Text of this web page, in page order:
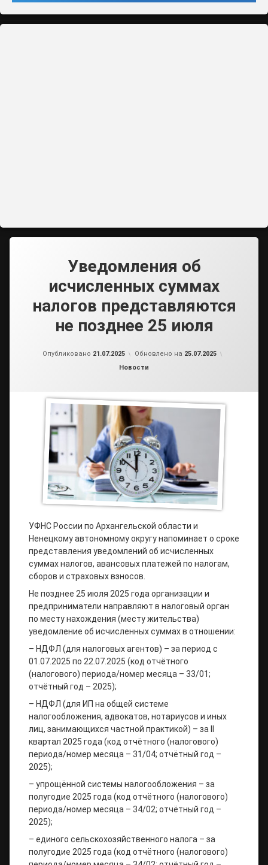
Уведомления об
исчисленных суммах
налогов представляются
не позднее 25 июля
Опубликовано 21.07.2025 Обновлено на 25.07.2025
Рубрики:
Новости
УФНС России по Архангельской области и
Ненецкому автономному округу напоминает о сроке
представления уведомлений об исчисленных
суммах налогов, авансовых платежей по налогам,
сборов и страховых взносов.
Не позднее 25 июля 2025 года организации и
предприниматели направляют в налоговый орган
по месту нахождения (месту жительства)
уведомление об исчисленных суммах в отношении:
– НДФЛ (для налоговых агентов) – за период с
01.07.2025 по 22.07.2025 (код отчётного
(налогового) периода/номер месяца – 33/01;
отчётный год – 2025);
– НДФЛ (для ИП на общей системе
налогообложения, адвокатов, нотариусов и иных
лиц, занимающихся частной практикой) – за II
квартал 2025 года (код отчётного (налогового)
периода/номер месяца – 31/04; отчётный год –
2025);
– упрощённой системы налогообложения – за
полугодие 2025 года (код отчётного (налогового)
периода/номер месяца – 34/02; отчётный год –
2025);
– единого сельскохозяйственного налога – за
полугодие 2025 года (код отчётного (налогового)